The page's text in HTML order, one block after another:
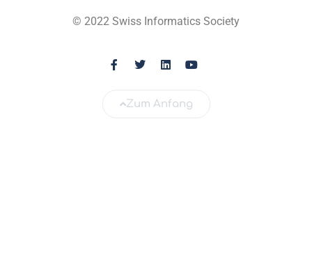
© 2022 Swiss Informatics Society
Zum Anfang